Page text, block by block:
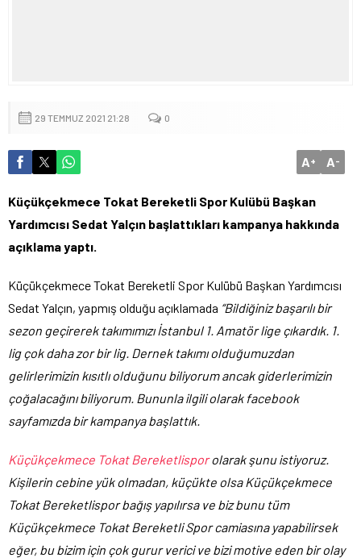
29 TEMMUZ 2021 21:28 0
A+ A-
Küçükçekmece Tokat Bereketli Spor Kulübü Başkan
Yardımcısı Sedat Yalçın başlattıkları kampanya hakkında
açıklama yaptı.
Küçükçekmece Tokat Bereketli Spor Kulübü Başkan Yardımcısı
Sedat Yalçın, yapmış olduğu açıklamada “Bildiğiniz başarılı bir
sezon geçirerek takımımızı İstanbul 1. Amatör lige çıkardık. 1.
lig çok daha zor bir lig. Dernek takımı olduğumuzdan
gelirlerimizin kısıtlı olduğunu biliyorum ancak giderlerimizin
çoğalacağını biliyorum. Bununla ilgili olarak facebook
sayfamızda bir kampanya başlattık.
Küçükçekmece Tokat Bereketlisporolarak şunu istiyoruz.
Kişilerin cebine yük olmadan, küçükte olsa Küçükçekmece
Tokat Bereketlispor bağış yapılırsa ve biz bunu tüm
Küçükçekmece Tokat Bereketli Spor camiasına yapabilirsek
eğer, bu bizim için çok gurur verici ve bizi motive eden bir olay